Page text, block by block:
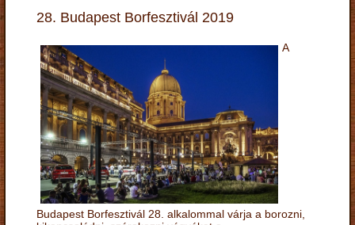
28. Budapest Borfesztivál 2019
A
Budapest Borfesztivál 28. alkalommal várja a borozni,